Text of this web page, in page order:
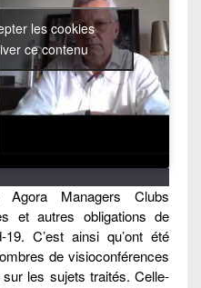
les cookies
ce contenu
Managers Clubs
et autres obligations de
C’est ainsi qu’ont été
de visioconférences
sur les sujets traités. Celle-